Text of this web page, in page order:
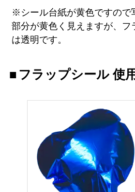
※シール台紙が黄色ですので
部分が黄色く見えますが、フ
は透明です。
フラップシール 使